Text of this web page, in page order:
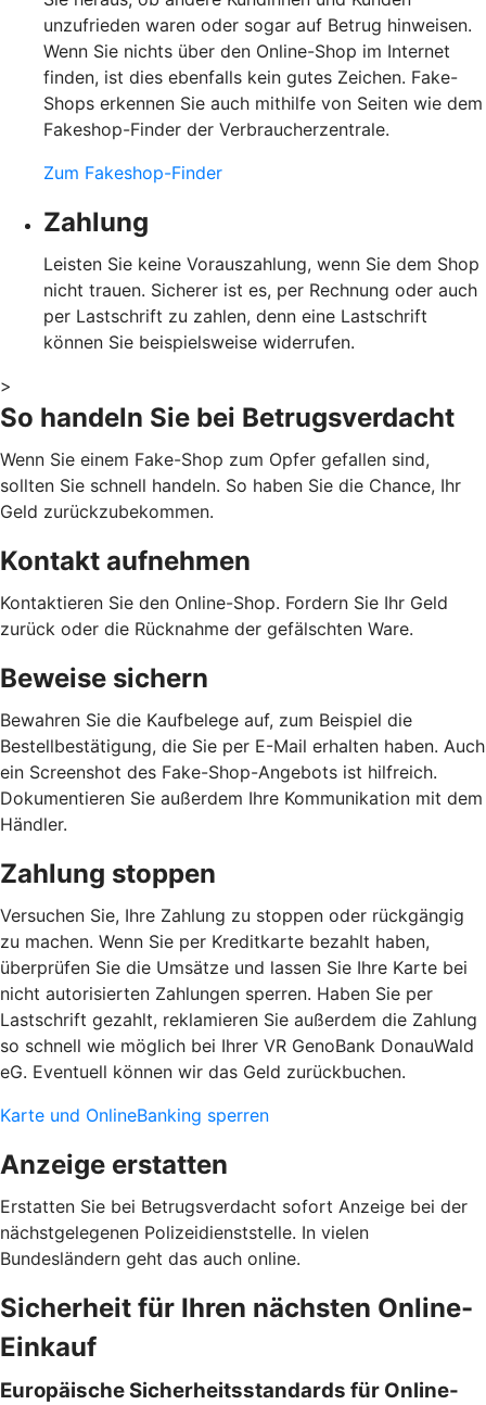
unzufrieden waren oder sogar auf Betrug hinweisen.
Wenn Sie nichts über den Online-Shop im Internet
finden, ist dies ebenfalls kein gutes Zeichen. Fake-
Shops erkennen Sie auch mithilfe von Seiten wie dem
Fakeshop-Finder der Verbraucherzentrale.
Zum Fakeshop-Finder
Zahlung
Leisten Sie keine Vorauszahlung, wenn Sie dem Shop
nicht trauen. Sicherer ist es, per Rechnung oder auch
per Lastschrift zu zahlen, denn eine Lastschrift
können Sie beispielsweise widerrufen.
>
So handeln Sie bei Betrugsverdacht
Wenn Sie einem Fake-Shop zum Opfer gefallen sind,
sollten Sie schnell handeln. So haben Sie die Chance, Ihr
Geld zurückzubekommen.
Kontakt aufnehmen
Kontaktieren Sie den Online-Shop. Fordern Sie Ihr Geld
zurück oder die Rücknahme der gefälschten Ware.
Beweise sichern
Bewahren Sie die Kaufbelege auf, zum Beispiel die
Bestellbestätigung, die Sie per E-Mail erhalten haben. Auch
ein Screenshot des Fake-Shop-Angebots ist hilfreich.
Dokumentieren Sie außerdem Ihre Kommunikation mit dem
Händler.
Zahlung stoppen
Versuchen Sie, Ihre Zahlung zu stoppen oder rückgängig
zu machen. Wenn Sie per Kreditkarte bezahlt haben,
überprüfen Sie die Umsätze und lassen Sie Ihre Karte bei
nicht autorisierten Zahlungen sperren. Haben Sie per
Lastschrift gezahlt, reklamieren Sie außerdem die Zahlung
so schnell wie möglich bei Ihrer VR GenoBank DonauWald
eG. Eventuell können wir das Geld zurückbuchen.
Karte und OnlineBanking sperren
Anzeige erstatten
Erstatten Sie bei Betrugsverdacht sofort Anzeige bei der
nächstgelegenen Polizeidienststelle. In vielen
Bundesländern geht das auch online.
Sicherheit für Ihren nächsten Online-
Einkauf
Europäische Sicherheitsstandards für Online-